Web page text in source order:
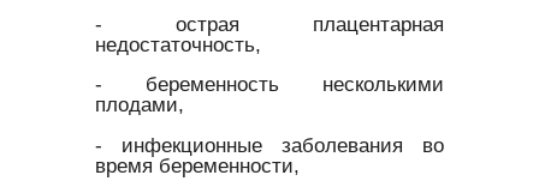
- острая плацентарная
недостаточность,
- беременность несколькими
плодами,
- инфекционные заболевания во
время беременности,